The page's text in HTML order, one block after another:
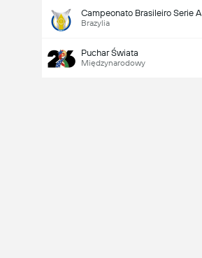
Campeonato Brasileiro Serie A
Brazylia
Puchar Świata
Międzynarodowy